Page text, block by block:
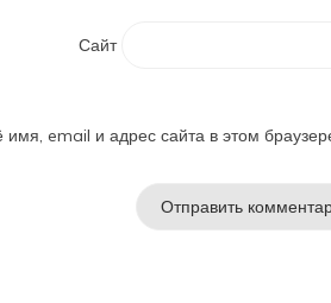
Сайт
имя, email и адрес сайта в этом